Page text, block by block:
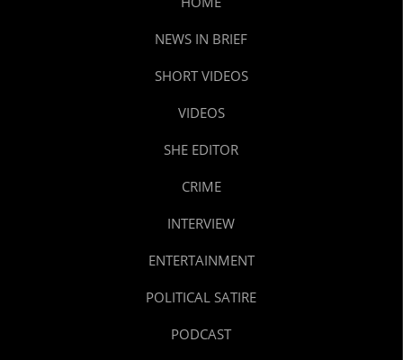
NEWS IN BRIEF
SHORT VIDEOS
VIDEOS
SHE EDITOR
CRIME
INTERVIEW
ENTERTAINMENT
POLITICAL SATIRE
PODCAST